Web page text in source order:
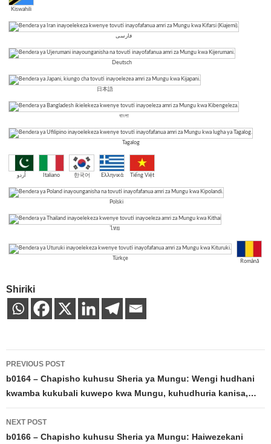
Kiswahili
فارسی
Deutsch
日本語
বাংলা
Tagalog
اُردو Italiano 한국어 Ελληνικά Tiếng Việt
Polski
ไทย
Türkçe
Română
Shiriki
Post
navigation
PREVIOUS POST
b0164 – Chapisho kuhusu Sheria ya Mungu: Wengi hudhani
kwamba kukubali kuwepo kwa Mungu, kuhudhuria kanisa,…
NEXT POST
b0166 – Chapisho kuhusu Sheria ya Mungu: Haiwezekani